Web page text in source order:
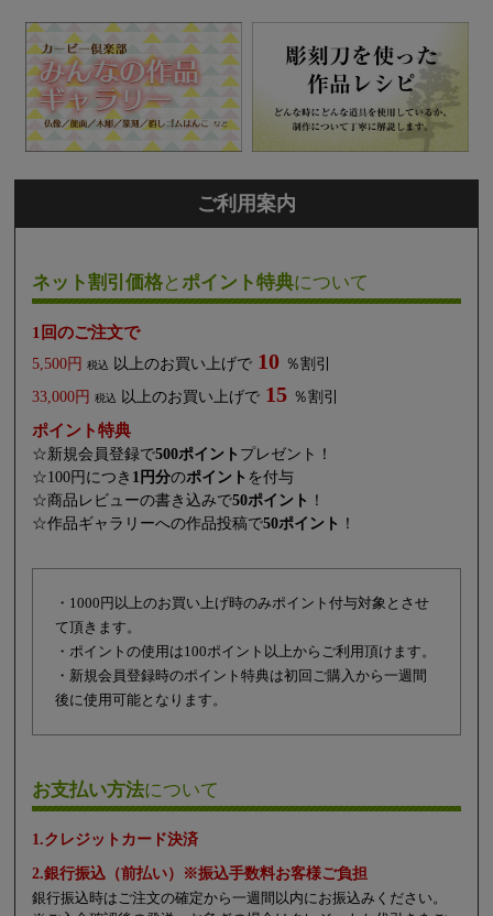
ご利用案内
ネット割引価格とポイント特典について
1回のご注文で
5,500円 税込 以上のお買い上げで 10 ％割引
33,000円
税込 以上のお買い上げで 15 ％割引
ポイント特典
☆新規会員登録で500ポイント プレゼント！
☆100円につき 1円分のポイント を付与
☆商品レビューの書き込みで50ポイント ！
☆作品ギャラリーへの作品投稿で50ポイント ！
・1000円以上のお買い上げ時のみポイント付与対象とさせ
て頂きます。
・ポイントの使用は100ポイント以上からご利用頂けます。
・新規会員登録時のポイント特典は初回ご購入から一週間
後に使用可能となります。
お支払い方法について
1.クレジットカード決済
2.銀行振込（前払い）※振込手数料お客様ご負担
銀行振込時はご注文の確定から一週間以内にお振込みください。